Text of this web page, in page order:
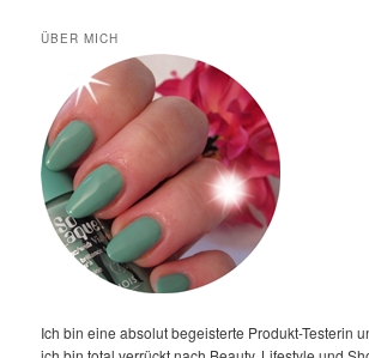
ÜBER MICH
Ich bin eine absolut begeisterte Produkt-Testerin